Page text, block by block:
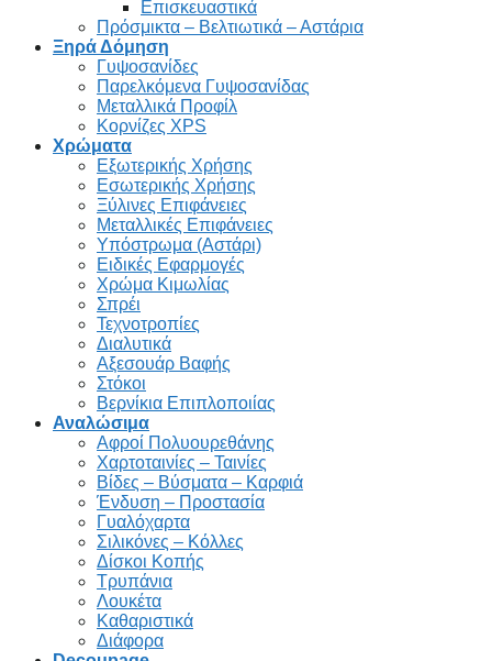
Επισκευαστικά
Πρόσμικτα – Βελτιωτικά – Αστάρια
Ξηρά Δόμηση
Γυψοσανίδες
Παρελκόμενα Γυψοσανίδας
Μεταλλικά Προφίλ
Κορνίζες XPS
Χρώματα
Εξωτερικής Χρήσης
Εσωτερικής Χρήσης
Ξύλινες Επιφάνειες
Μεταλλικές Επιφάνειες
Υπόστρωμα (Αστάρι)
Ειδικές Εφαρμογές
Χρώμα Κιμωλίας
Σπρέι
Τεχνοτροπίες
Διαλυτικά
Αξεσουάρ Βαφής
Στόκοι
Βερνίκια Επιπλοποιίας
Αναλώσιμα
Αφροί Πολυουρεθάνης
Χαρτοταινίες – Ταινίες
Βίδες – Βύσματα – Καρφιά
Ένδυση – Προστασία
Γυαλόχαρτα
Σιλικόνες – Κόλλες
Δίσκοι Κοπής
Τρυπάνια
Λουκέτα
Καθαριστικά
Διάφορα